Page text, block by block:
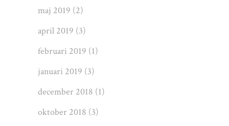
maj 2019 (2)
april 2019 (3)
februari 2019 (1)
januari 2019 (3)
december 2018 (1)
oktober 2018 (3)